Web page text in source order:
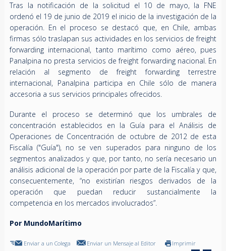
Tras la notificación de la solicitud el 10 de mayo, la FNE
ordenó el 19 de junio de 2019 el inicio de la investigación de la
operación. En el proceso se destacó que, en Chile, ambas
firmas sólo traslapan sus actividades en los servicios de freight
forwarding internacional, tanto marítimo como aéreo, pues
Panalpina no presta servicios de freight forwarding nacional. En
relación al segmento de freight forwarding terrestre
internacional, Panalpina participa en Chile sólo de manera
accesoria a sus servicios principales ofrecidos.
Durante el proceso se determinó que los umbrales de
concentración establecidos en la Guía para el Análisis de
Operaciones de Concentración de octubre de 2012 de esta
Fiscalía ("Guía"), no se ven superados para ninguno de los
segmentos analizados y que, por tanto, no sería necesario un
análisis adicional de la operación por parte de la Fiscalía y que,
consecuentemente, “no existirían riesgos derivados de la
operación que puedan reducir sustancialmente la
competencia en los mercados involucrados”.
Por MundoMarítimo
Enviar a un Colega Enviar un Mensaje al Editor Imprimir